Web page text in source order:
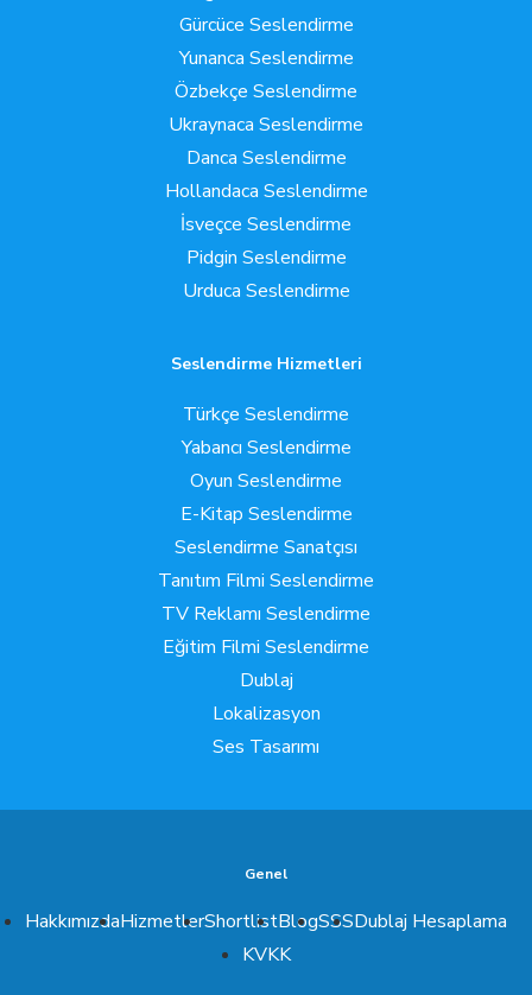
Gürcüce Seslendirme
Yunanca Seslendirme
Özbekçe Seslendirme
Ukraynaca Seslendirme
Danca Seslendirme
Hollandaca Seslendirme
İsveçce Seslendirme
Pidgin Seslendirme
Urduca Seslendirme
Seslendirme Hizmetleri
Türkçe Seslendirme
Yabancı Seslendirme
Oyun Seslendirme
E-Kitap Seslendirme
Seslendirme Sanatçısı
Tanıtım Filmi Seslendirme
TV Reklamı Seslendirme
Eğitim Filmi Seslendirme
Dublaj
Lokalizasyon
Ses Tasarımı
Genel
HakkımızdaHizmetlerShortlistBlogSSSDublaj Hesaplama
KVKK